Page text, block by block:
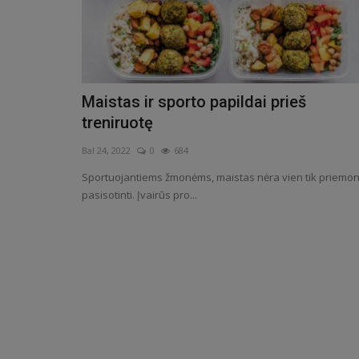
Maistas ir sporto papildai prieš
treniruotę
Bal 24, 2022 0 684
Sportuojantiems žmonėms, maistas nėra vien tik
pasisotinti. Įvairūs pro...